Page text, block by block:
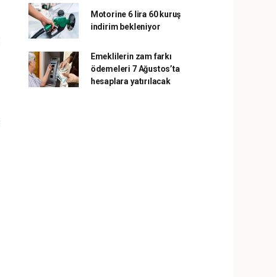
Motorine 6 lira 60 kuruş
indirim bekleniyor
Emeklilerin zam farkı
ödemeleri 7 Ağustos’ta
hesaplara yatırılacak